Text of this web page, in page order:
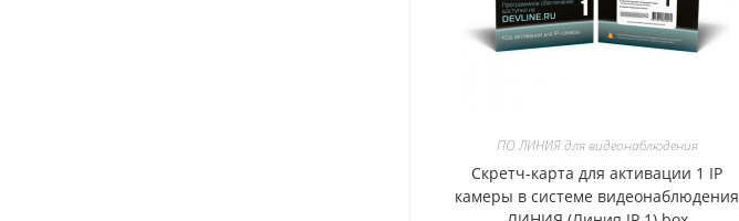
ПО ЛИНИЯ для видеонаблюдения
Скретч-карта для активации 1 IP
камеры в системе видеонаблюдения